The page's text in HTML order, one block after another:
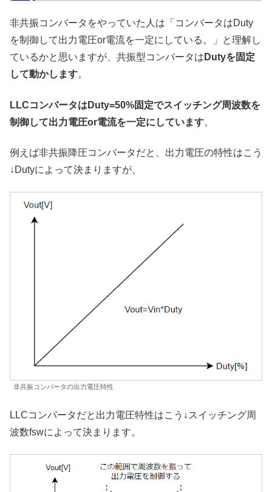
非共振コンバータをやっていた人は「コンバータはDuty
を制御して出力電圧or電流を一定にしている。」と理解し
ているかと思いますが、共振型コンバータは Dutyを固定
して動かします。
LLCコンバータはDuty=50%固定でスイッチング周波数を
制御して出力電圧or電流を一定にしています。
例えば非共振降圧コンバータだと、出力電圧の特性はこう
↓Dutyによって決まりますが、
非共振コンバータの出力電圧特性
LLCコンバータだと出力電圧特性はこう↓スイッチング周
波数fswによって決まります。